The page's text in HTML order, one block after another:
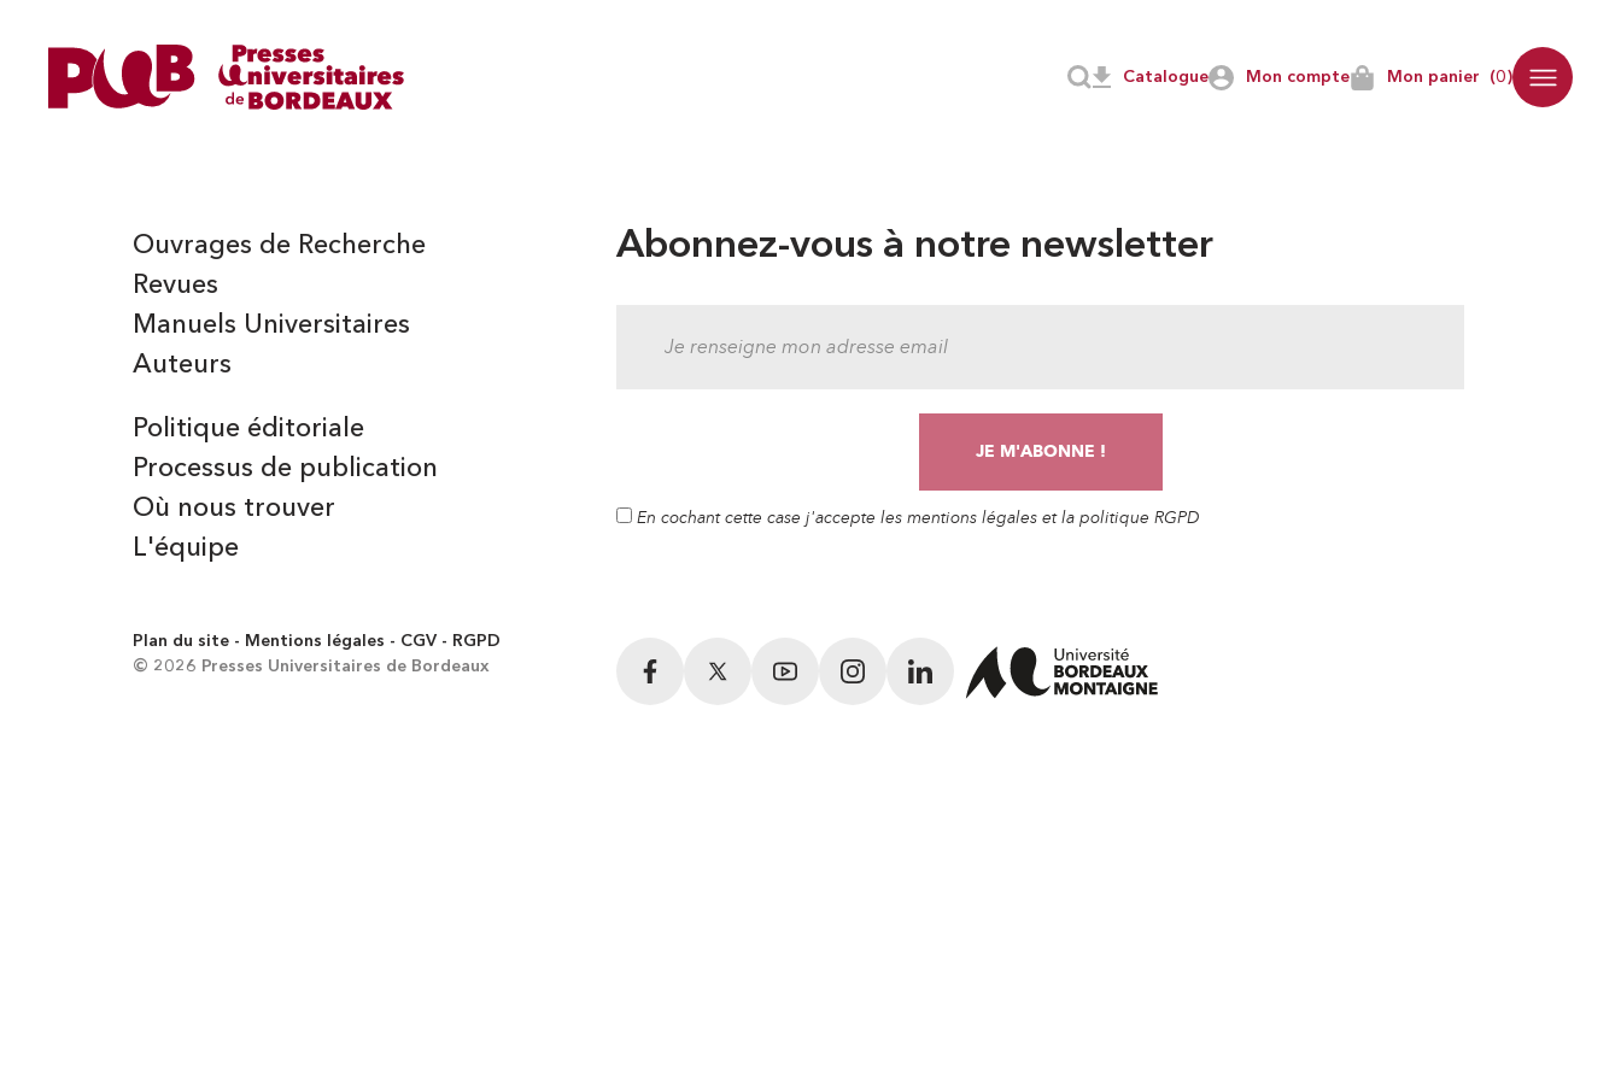
Mon compte Mon panier (0)
Catalogue
Abonnez-vous à notre newsletter
En cochant cette case j'accepte les mentions légales et la politique RGPD
Auteurs
Manuels Universitaires
Ouvrages de Recherche
Revues
Politique éditoriale
Processus de publication
Où nous trouver
L'équipe
Plan du site Mentions légales CGV
RGPD
© 2026 Presses Universitaires de Bordeaux